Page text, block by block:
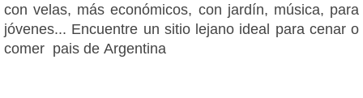
con velas, más económicos, con jardín, música, para
jóvenes... Encuentre un sitio lejano ideal para cenar o
comer pais de Argentina